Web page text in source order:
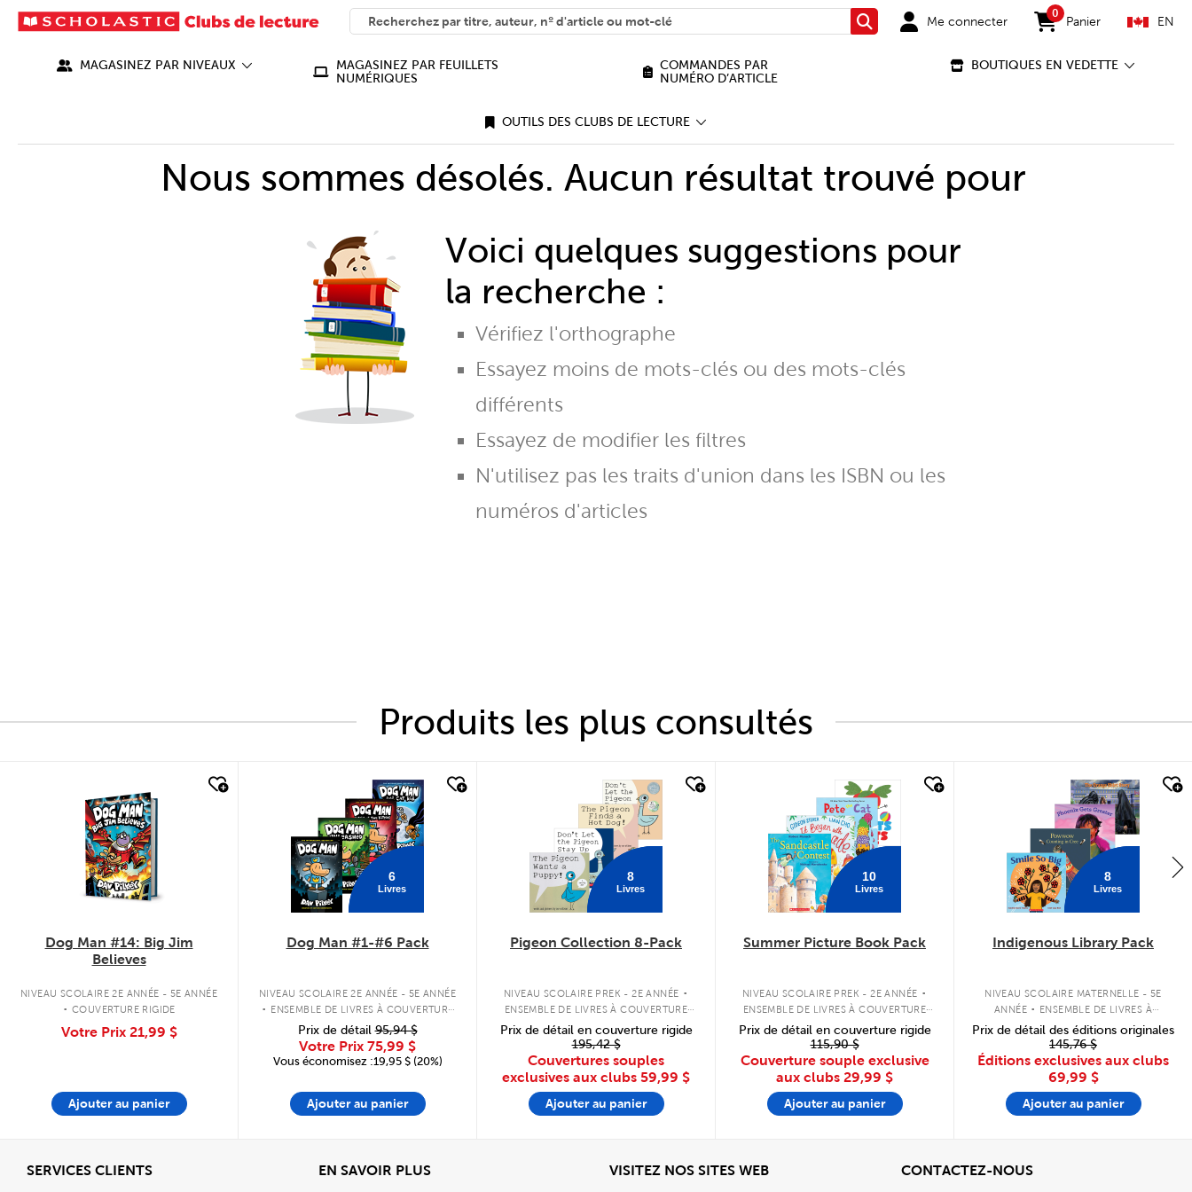
SEARCH
What can we help you find?
RechercherMe connecter
0
items in cart
Panier EN
MAGASINEZ PAR NIVEAUX
MAGASINEZ PAR FEUILLETS
NUMÉRIQUES
COMMANDES PAR
NUMÉRO D’ARTICLE
BOUTIQUES EN VEDETTE
OUTILS DES CLUBS DE LECTURE
Nous sommes désolés. Aucun résultat trouvé pour
Voici quelques suggestions pour
la recherche :
Vérifiez l'orthographe
Essayez moins de mots-clés ou des mots-clés
différents
Essayez de modifier les filtres
N'utilisez pas les traits d'union dans les ISBN ou les
numéros d'articles
Produits les plus consultés
Dog Man #14: Big Jim
Believes
NIVEAU SCOLAIRE 2E ANNÉE - 5E ANNÉE
. COUVERTURE RIGIDE
Votre Prix 21,99 $
Ajouter au panier
6
Livres
Dog Man #1-#6 Pack
NIVEAU SCOLAIRE 2E ANNÉE - 5E ANNÉE
. ENSEMBLE DE LIVRES À COUVERTURE
RIGIDE
Prix de détail95,94 $
Votre Prix 75,99 $
Vous économisez :19,95 $ (20%)
Ajouter au panier
8
Livres
Pigeon Collection 8-Pack
NIVEAU SCOLAIRE PREK - 2E ANNÉE .
ENSEMBLE DE LIVRES À COUVERTURE
Prix de détail en couverture rigide
195,42 $
Couvertures souples
exclusives aux clubs 59,99 $
Ajouter au panier
10
Livres
Summer Picture Book Pack
NIVEAU SCOLAIRE PREK - 2E ANNÉE .
ENSEMBLE DE LIVRES À COUVERTURE
Prix de détail en couverture rigide
115,90 $
Couverture souple exclusive
aux clubs 29,99 $
Ajouter au panier
8
Livres
Indigenous Library Pack
NIVEAU SCOLAIRE MATERNELLE - 5E
ANNÉE . ENSEMBLE DE LIVRES À
COUVERTURE SOUPLE
Prix de détail des éditions originales
145,76 $
Éditions exclusives aux clubs
69,99 $
Ajouter au panier
SERVICES CLIENTSAfficher EN SAVOIR PLUSView VISITEZ NOS SITES WEBAfficher CONTACTEZ-NOUSView